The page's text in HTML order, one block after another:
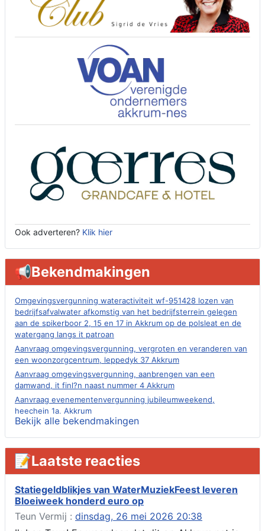
Ook adverteren? Klik hier
📢Bekendmakingen
Omgevingsvergunning wateractiviteit wf-951428 lozen van
bedrijfsafvalwater afkomstig van het bedrijfsterrein gelegen
aan de spikerboor 2, 15 en 17 in Akkrum op de polsleat en de
watergang langs it patroan
Aanvraag omgevingsvergunning, vergroten en veranderen van
een woonzorgcentrum, leppedyk 37 Akkrum
Aanvraag omgevingsvergunning, aanbrengen van een
damwand, it finl?n naast nummer 4 Akkrum
Aanvraag evenementenvergunning jubileumweekend,
heechein 1a, Akkrum
Verlening omgevingsvergunning, tijdelijk gebruik openbare
ruimte 02-10 t/m 02-11-2026, sitadel voor nr 6 te Akkrum
Aanvraag omgevingsvergunning, tijdelijk gebruik openbare
ruimte 02-10 t/m 02-11-2026, sitadel voor nr 6 te Akkrum
Verlenging beslistermijn aanvraag omgevingsvergunning,
heechein 28, 8491 em Akkrum
Aanvraag omgevingsvergunning, veranderen van een woning
(voordeur en dakkapel), boarnsterdyk 75 Akkrum
Aanvraag omgevingsvergunning wateractiviteit wf-1012586
Bekijk alle bekendmakingen
📝Laatste reacties
Statiegeldblikjes van WaterMuziekFeest leveren
Bloeiweek honderd euro op
Teun Vermij : dinsdag, 26 mei 2026 20:38